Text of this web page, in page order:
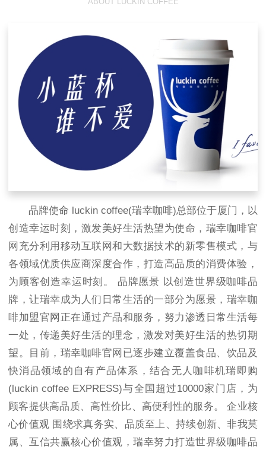
ABOUT LUCKIN COFFEE
品牌使命 luckin coffee(瑞幸咖啡)总部位于厦门，以
创造幸运时刻，激发美好生活热望为使命，瑞幸咖啡官
网充分利用移动互联网和大数据技术的新零售模式，与
各领域优质供应商深度合作，打造高品质的消费体验，
为顾客创造幸运时刻。 品牌愿景 以创造世界级咖啡品
牌，让瑞幸成为人们日常生活的一部分为愿景，瑞幸咖
啡加盟官网正在通过产品和服务，努力渗透日常生活每
一处，传递美好生活的理念，激发对美好生活的热切期
望。目前，瑞幸咖啡官网已逐步建立覆盖食品、饮品及
快消品领域的自有产品体系，结合无人咖啡机瑞即购
(luckin coffee EXPRESS)与全国超过10000家门店，为
顾客提供高品质、高性价比、高便利性的服务。 企业核
心价值观 围绕求真务实、品质至上、持续创新、非我莫
属、互信共赢核心价值观，瑞幸努力打造世界级咖啡品